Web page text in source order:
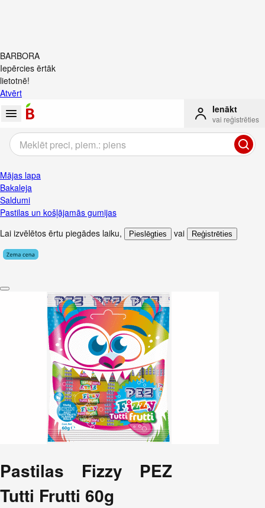
BARBORA
Iepērcies ērtāk
lietotnē!
Atvērt
Ienākt
vai reģistrēties
Mājas lapa
Bakaleja
Saldumi
Pastilas un košļājamās gumijas
Lai izvēlētos ērtu piegādes laiku, Pieslēgties vai Reģistrēties
Pastilas Fizzy PEZ
Tutti Frutti 60g